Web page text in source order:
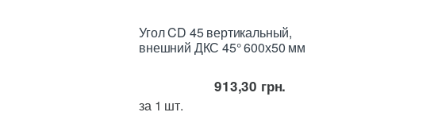
Угол CD 45 вертикальный,
внешний ДКС 45° 600х50 мм
913,30 грн.
за 1 шт.